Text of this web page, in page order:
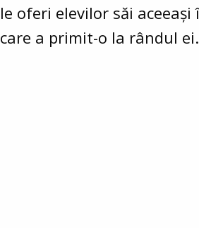
le oferi elevilor săi aceeași
care a primit-o la rândul ei.